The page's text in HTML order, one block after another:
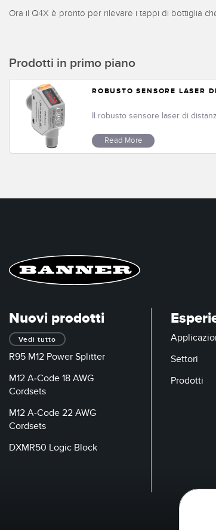
Ora il Q4X è pronto per rilevare i tappi di bottiglia
Prodotti in primo piano
ROBUSTO SENSORE LASER
Il robusto sensore laser di
Read More
Nuovi prodotti
Vedi tutto
R95 M12 Power Splitter
M12 A-Code 18 AWG
Cordsets
M12 A-Code 22 AWG
Cordsets
DXMR50 Logic Block
Settori
Prodotti